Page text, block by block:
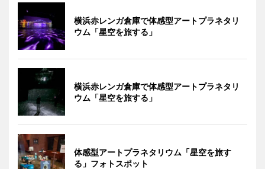
横浜赤レンガ倉庫で体感型アートプラネタリ
ウム「星空を旅する」
横浜赤レンガ倉庫で体感型アートプラネタリ
ウム「星空を旅する」
体感型アートプラネタリウム「星空を旅す
る」フォトスポット